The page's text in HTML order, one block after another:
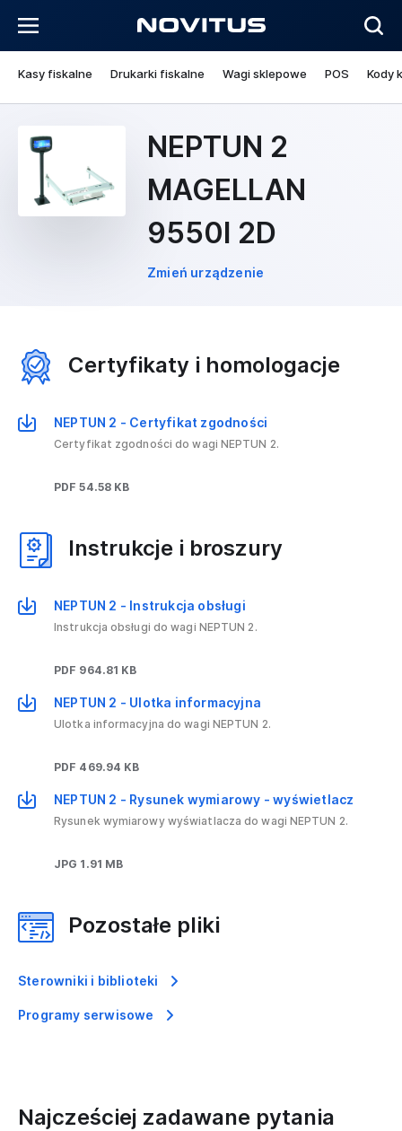
Kasy fiskalne Drukarki fiskalne Wagi sklepowe POS Kody
NEPTUN 2
MAGELLAN
9550I 2D
Zmień urządzenie
Najcześciej zadawane pytania
Certyfikaty i homologacje
NEPTUN 2 - Certyfikat zgodności
Certyfikat zgodności do wagi NEPTUN 2.
PDF 54.58 KB
Instrukcje i broszury
NEPTUN 2 - Instrukcja obsługi
Instrukcja obsługi do wagi NEPTUN 2.
PDF 964.81 KB
NEPTUN 2 - Ulotka informacyjna
Ulotka informacyjna do wagi NEPTUN 2.
PDF 469.94 KB
NEPTUN 2 - Rysunek wymiarowy - wyświetlacz
Rysunek wymiarowy wyświatlacza do wagi NEPTUN 2.
JPG 1.91 MB
Pozostałe pliki
Sterowniki i biblioteki
Programy serwisowe